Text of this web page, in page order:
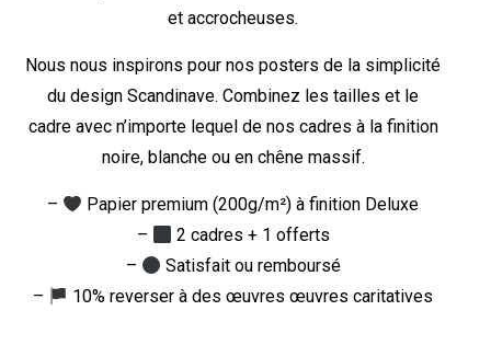
et accrocheuses.
Nous nous inspirons pour nos posters de la simplicité
du design Scandinave. Combinez les tailles et le
cadre avec n’importe lequel de nos cadres à la finition
noire, blanche ou en chêne massif.
–
Papier premium (200g/m²) à finition Deluxe
–
2 cadres + 1 offerts
–
Satisfait ou remboursé
–
10% reverser à des œuvres œuvres caritatives